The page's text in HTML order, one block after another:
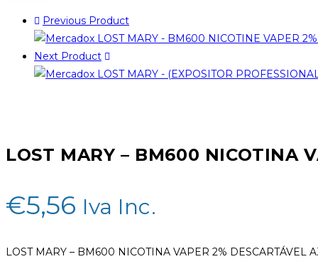
Previous Product
Next Product
LOST MARY – BM600 NICOTINA
€5,56 Iva Inc.
LOST MARY – BM600 NICOTINA VAPER 2% DESCARTÁVEL